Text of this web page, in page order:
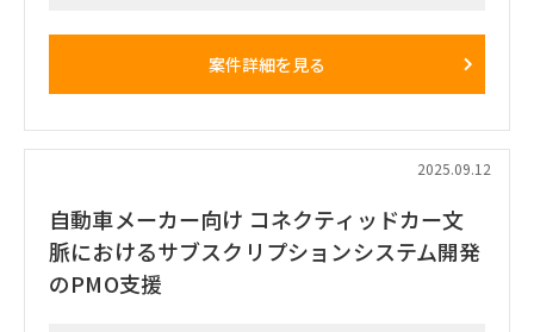
●商流制限：弊社直フリーランスまで
案件詳細を見る
2025.09.12
自動車メーカー向け コネクティッドカー文
脈におけるサブスクリプションシステム開発
のPMO支援